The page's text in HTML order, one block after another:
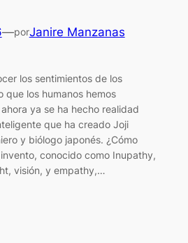
—porJanire Manzanas
los sentimientos de los
que los humanos hemos
ya se ha hecho realidad
que ha creado Joji
y biólogo japonés. ¿Cómo
conocido como Inupathy,
visión, y empathy,…